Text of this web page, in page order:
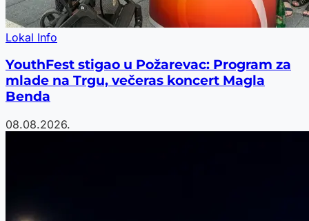
Lokal Info
YouthFest stigao u Požarevac: Program za
mlade na Trgu, večeras koncert Magla
Benda
08.08.2026.